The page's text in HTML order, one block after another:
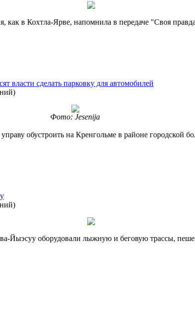
как в Кохтла-Ярве, напомнила в передаче "Своя
власти сделать парковку для автомобилей
)
Фото: Jesenija
обустроить на Кренгольме в районе городской
)
Йыэсуу оборудовали лыжную и беговую трассы,